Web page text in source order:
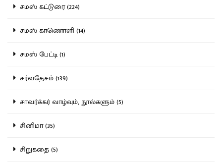
சமஸ் கட்டுரை (224)
சமஸ் காணொளி (14)
சமஸ் பேட்டி (1)
சர்வதேசம் (139)
சாவர்க்கர் வாழ்வும், நூல்களும் (5)
சினிமா (35)
சிறுகதை (5)